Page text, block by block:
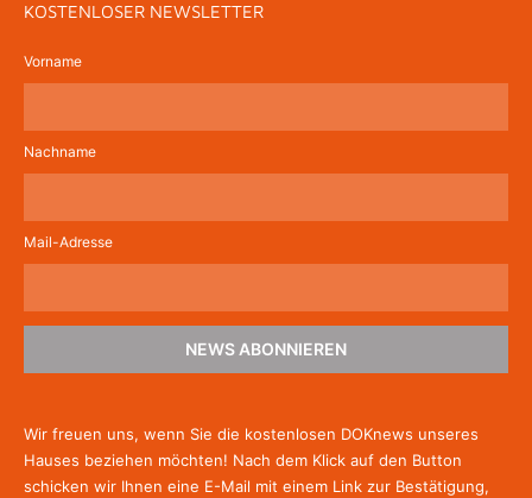
KOSTENLOSER NEWSLETTER
Vorname
Nachname
Mail-Adresse
NEWS ABONNIEREN
Wir freuen uns, wenn Sie die kostenlosen DOKnews unseres
Hauses beziehen möchten! Nach dem Klick auf den Button
schicken wir Ihnen eine E-Mail mit einem Link zur Bestätigung,